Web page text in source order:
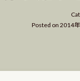
Posted on 2014